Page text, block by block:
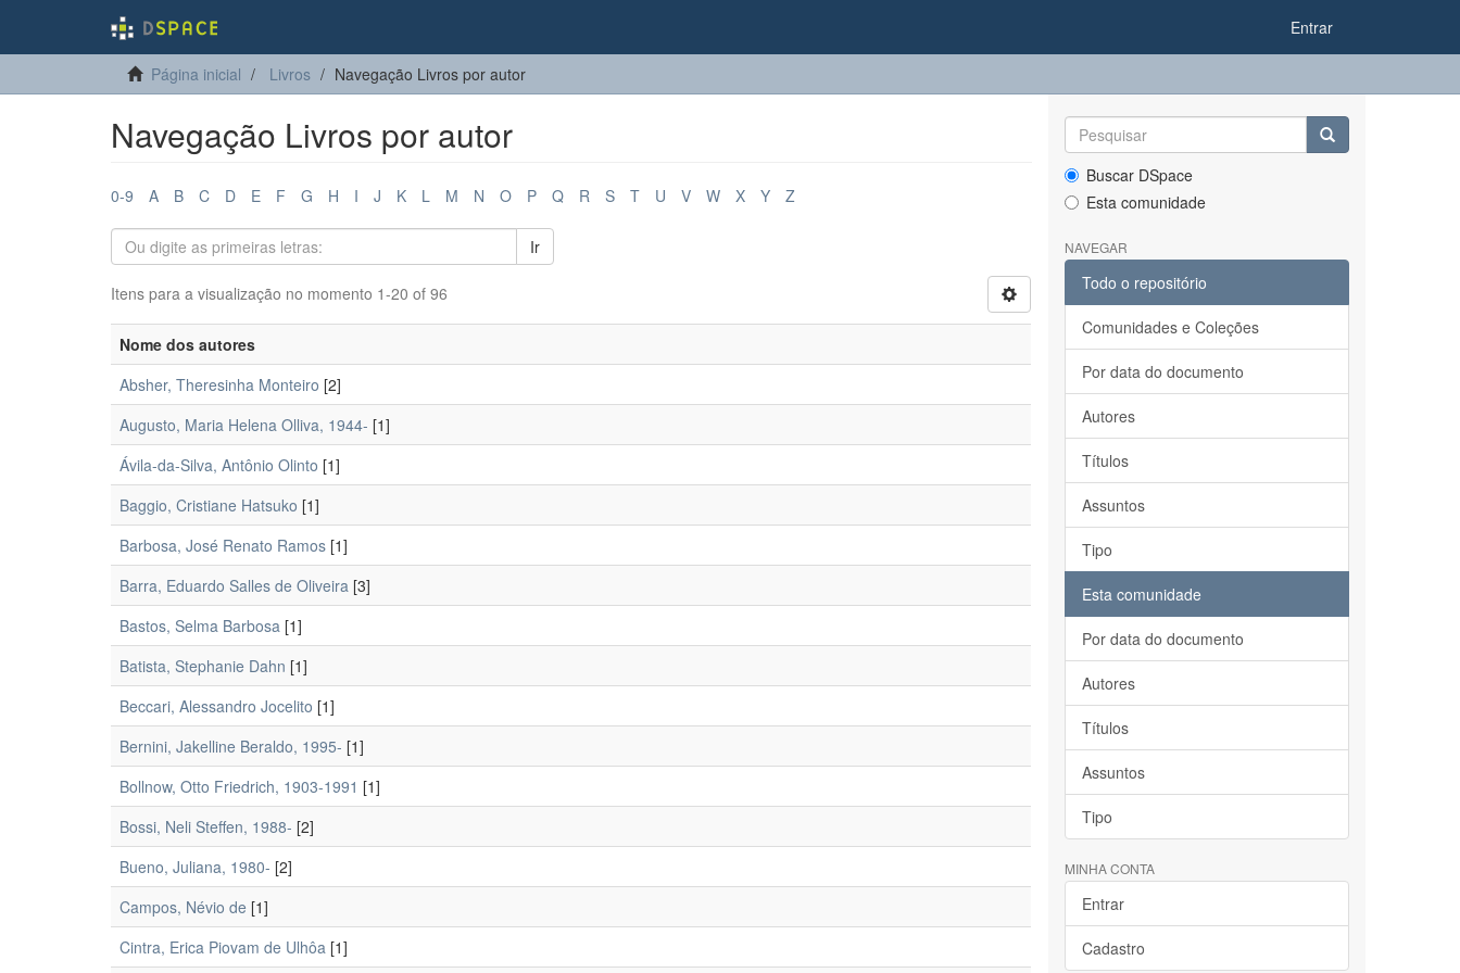
Entrar
Página inicial Livros Navegação Livros por autor
Navegação Livros por autor
0-9 A B C D E F G H I J K L M N O P Q R S T U V W X Y Z
Ir
Itens para a visualização no momento 1-20 of 96
Nome dos autores
Absher, Theresinha Monteiro [2]
Augusto, Maria Helena Olliva, 1944- [1]
Ávila-da-Silva, Antônio Olinto [1]
Baggio, Cristiane Hatsuko [1]
Barbosa, José Renato Ramos [1]
Barra, Eduardo Salles de Oliveira [3]
Bastos, Selma Barbosa [1]
Batista, Stephanie Dahn [1]
Beccari, Alessandro Jocelito [1]
Bernini, Jakelline Beraldo, 1995- [1]
Bollnow, Otto Friedrich, 1903-1991 [1]
Bossi, Neli Steffen, 1988- [2]
Bueno, Juliana, 1980- [2]
Campos, Névio de [1]
Cintra, Erica Piovam de Ulhôa [1]
Buscar DSpace
Esta comunidade
NAVEGAR
Todo o repositório
Comunidades e Coleções
Por data do documento
Autores
Títulos
Assuntos
Tipo
Esta comunidade
Por data do documento
Autores
Títulos
Assuntos
Tipo
MINHA CONTA
Entrar
Cadastro